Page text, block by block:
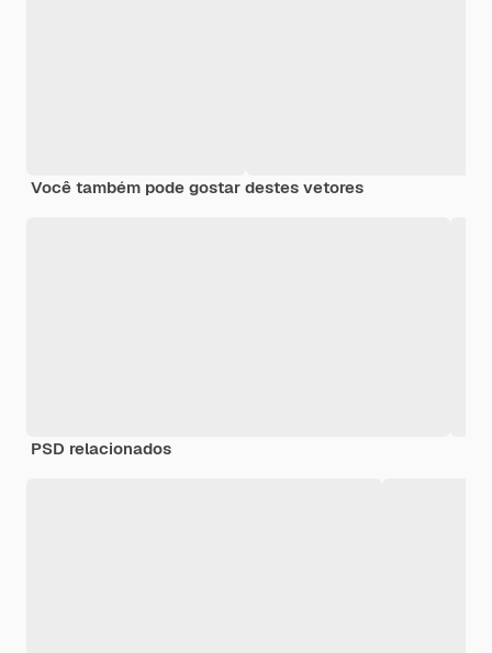
Você também pode gostar destes vetores
PSD relacionados